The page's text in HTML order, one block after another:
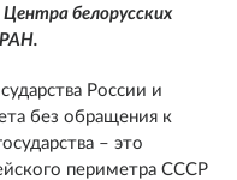
белорусских
России и
без обращения к
– это
периметра СССР